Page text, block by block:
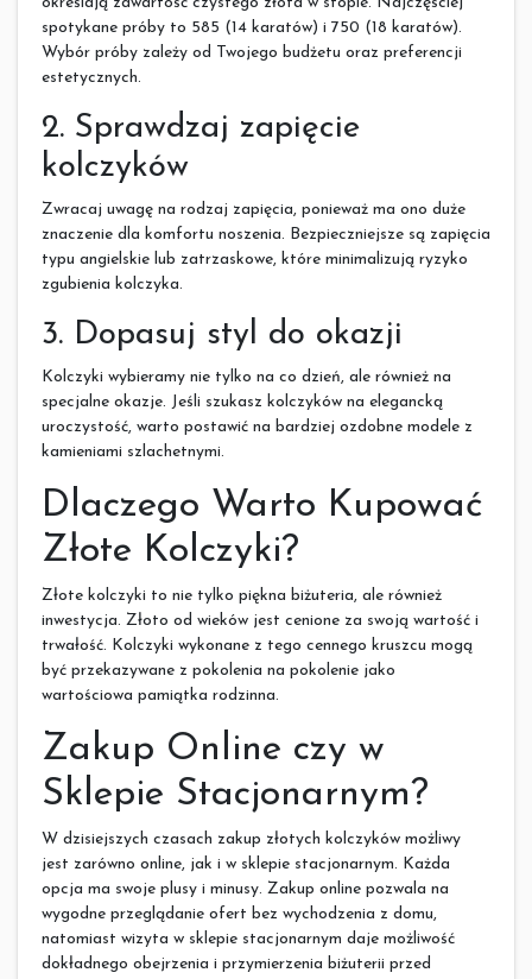
spotykane próby to 585 (14 karatów) i 750 (18 karatów).
Wybór próby zależy od Twojego budżetu oraz preferencji
estetycznych.
2. Sprawdzaj zapięcie
kolczyków
Zwracaj uwagę na rodzaj zapięcia, ponieważ ma ono duże
znaczenie dla komfortu noszenia. Bezpieczniejsze są zapięcia
typu angielskie lub zatrzaskowe, które minimalizują ryzyko
zgubienia kolczyka.
3. Dopasuj styl do okazji
Kolczyki wybieramy nie tylko na co dzień, ale również na
specjalne okazje. Jeśli szukasz kolczyków na elegancką
uroczystość, warto postawić na bardziej ozdobne modele z
kamieniami szlachetnymi.
Dlaczego Warto Kupować
Złote Kolczyki?
Złote kolczyki to nie tylko piękna biżuteria, ale również
inwestycja. Złoto od wieków jest cenione za swoją wartość i
trwałość. Kolczyki wykonane z tego cennego kruszcu mogą
być przekazywane z pokolenia na pokolenie jako
wartościowa pamiątka rodzinna.
Zakup Online czy w
Sklepie Stacjonarnym?
W dzisiejszych czasach zakup złotych kolczyków możliwy
jest zarówno online, jak i w sklepie stacjonarnym. Każda
opcja ma swoje plusy i minusy. Zakup online pozwala na
wygodne przeglądanie ofert bez wychodzenia z domu,
natomiast wizyta w sklepie stacjonarnym daje możliwość
dokładnego obejrzenia i przymierzenia biżuterii przed